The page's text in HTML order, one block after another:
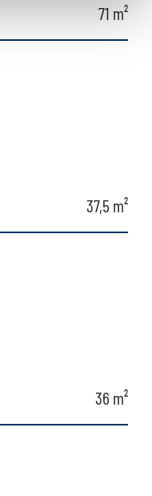
71 m²
37,5 m²
36 m²